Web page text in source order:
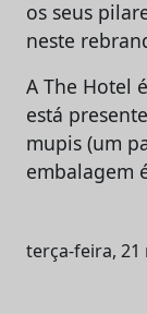
os seus
neste
A The Hotel
está
mupis (um
embalagem
terça-feira, 21